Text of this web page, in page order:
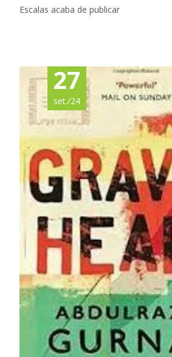
Escalas acaba de publicar
27
set./24